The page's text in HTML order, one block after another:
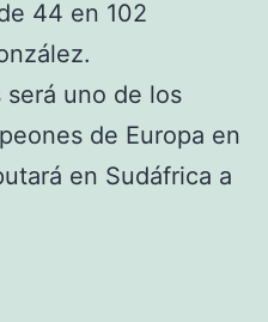
44 en 102
será uno de los
de Europa en
en Sudáfrica a